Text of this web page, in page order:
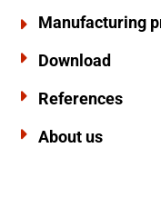
Manufacturing
Download
References
About us